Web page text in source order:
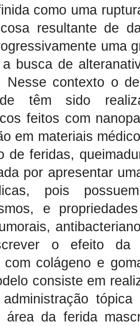
como uma
resultante de
uma
busca de
Nesse contexto o
têm sido
feitos com
em materiais
de feridas,
por apresentar
pois
e
o efeito da
com colágeno e
consiste em
área da ferida